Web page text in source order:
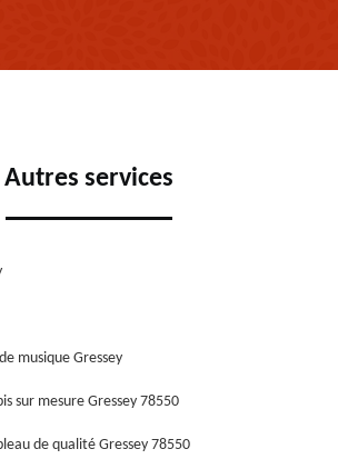
Autres services
musique Gressey
sur mesure Gressey 78550
de qualité Gressey 78550